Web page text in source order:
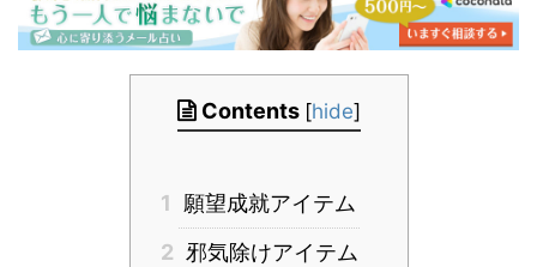
Contents [hide]
1
願望成就アイテム
2 邪気除けアイテム